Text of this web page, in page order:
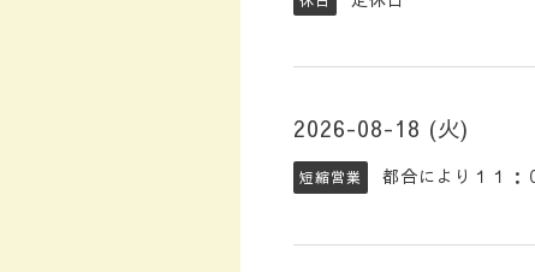
2026-08-18 (火)
短縮営業 都合により１１：